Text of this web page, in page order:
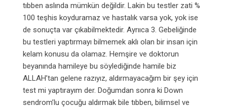
tıbben aslında mümkün değildir. Lakin bu testler zati %
100 teşhis koyduramaz ve hastalık varsa yok, yok ise
de sonuçta var çıkabilmektedir. Ayrııca 3. Gebeliğinde
bu testleri yaptırmayı bilmemek aklı olan bir insan için
kelam konusu da olamaz. Hemşire ve doktorun
beyanında hamileye bu söylediğinde hamile biz
ALLAH’tan gelene razıyız, aldırmayacağım bir şey için
test mi yaptırayım der. Doğumdan sonra ki Down
sendrom’lu çocuğu aldırmak bile tıbben, bilimsel ve